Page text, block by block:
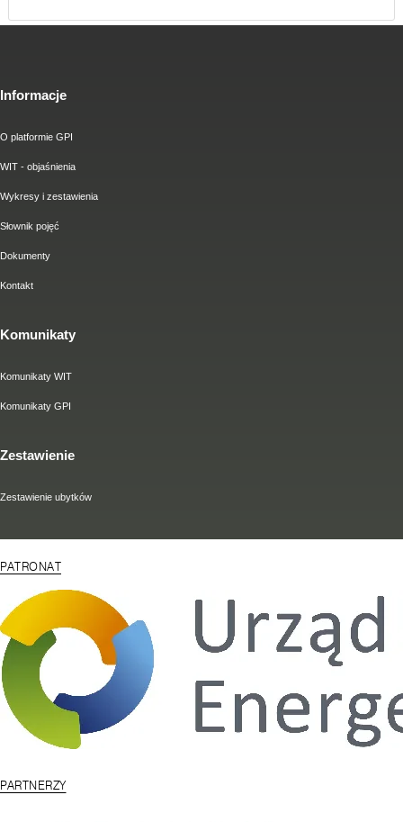
Informacje
O platformie GPI
WIT - objaśnienia
Wykresy i zestawienia
Słownik pojęć
Dokumenty
Kontakt
Komunikaty
Komunikaty WIT
Komunikaty GPI
Zestawienie
Zestawienie ubytków
PATRONAT
PARTNERZY